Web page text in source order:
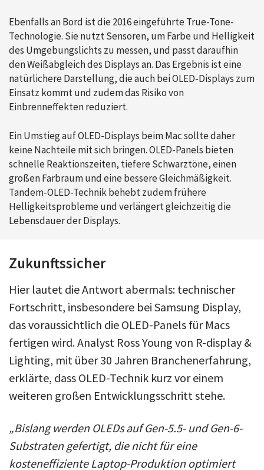
Ebenfalls an Bord ist die 2016 eingeführte True-Tone-
Technologie. Sie nutzt Sensoren, um Farbe und Helligkeit
des Umgebungslichts zu messen, und passt daraufhin
den Weißabgleich des Displays an. Das Ergebnis ist eine
natürlichere Darstellung, die auch bei OLED-Displays zum
Einsatz kommt und zudem das Risiko von
Einbrenneffekten reduziert.
Ein Umstieg auf OLED-Displays beim Mac sollte daher
keine Nachteile mit sich bringen. OLED-Panels bieten
schnelle Reaktionszeiten, tiefere Schwarztöne, einen
großen Farbraum und eine bessere Gleichmäßigkeit.
Tandem-OLED-Technik behebt zudem frühere
Helligkeitsprobleme und verlängert gleichzeitig die
Lebensdauer der Displays.
Zukunftssicher
Hier lautet die Antwort abermals: technischer
Fortschritt, insbesondere bei Samsung Display,
das voraussichtlich die OLED-Panels für Macs
fertigen wird. Analyst Ross Young von R-display &
Lighting, mit über 30 Jahren Branchenerfahrung,
erklärte, dass OLED-Technik kurz vor einem
weiteren großen Entwicklungsschritt stehe.
„Bislang werden OLEDs auf Gen-5.5- und Gen-6-
Substraten gefertigt, die nicht für eine
kosteneffiziente Laptop-Produktion optimiert